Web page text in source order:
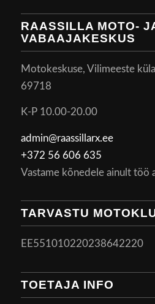
RAASSILLA MOTO-
VABAAJAKESKUS
Motokeskuse, Vilimeeste
69718
K-P 10.00-20.00
admin@raassillarx.ee
+372 56 606 635
Vastame kõnedele ainult töö
TARVASTU
EE551010220238642220
TOETAJA INFO